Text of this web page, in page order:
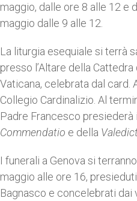
maggio, dalle ore 8 alle 12 e
maggio dalle 9 alle 12.
La liturgia esequiale si terrà
presso l’Altare della
Vaticana, celebrata dal card.
Collegio Cardinalizio. Al
Padre Francesco presiederà
Commendatio e della
I funerali a Genova si
maggio alle ore 16,
Bagnasco e concelebrati dai